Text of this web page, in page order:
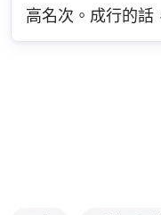
高名次。成行的話